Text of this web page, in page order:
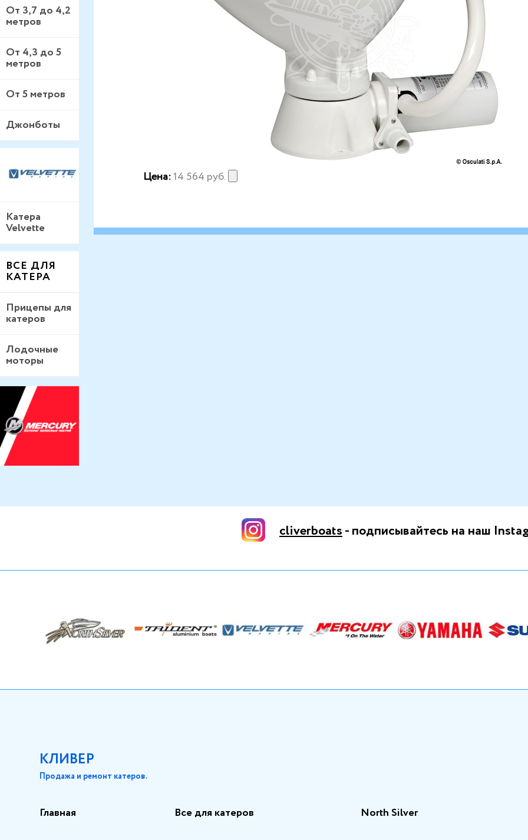
От 3,7 до 4,2
метров
От 4,3 до 5
метров
От 5 метров
Джонботы
Катера
Velvette
ВСЕ ДЛЯ
КАТЕРА
Прицепы для
катеров
Лодочные
моторы
Цена:14 564 руб.
cliverboats- подписывайтесь на наш
КЛИВЕР
Продажа и ремонт катеров.
Главная Все для катеров North Silver